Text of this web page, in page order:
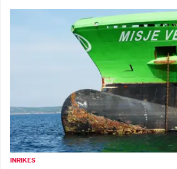
INRIKES